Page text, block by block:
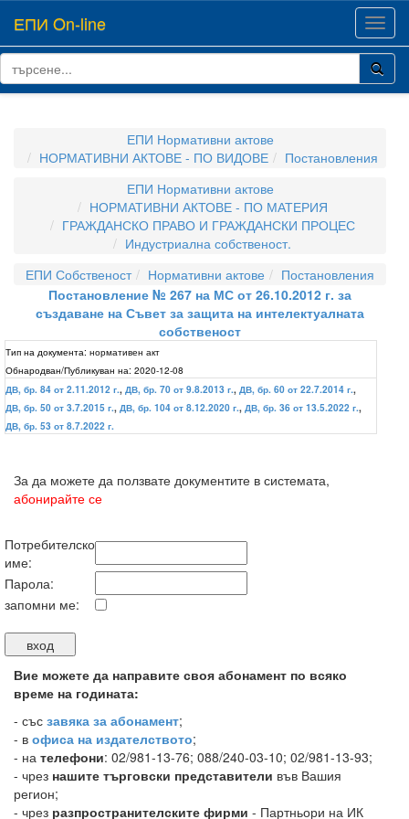
ЕПИ On-line
ЕПИ Нормативни актове
НОРМАТИВНИ АКТОВЕ - ПО ВИДОВЕ
Постановления
ЕПИ Нормативни актове
НОРМАТИВНИ АКТОВЕ - ПО МАТЕРИЯ
ГРАЖДАНСКО ПРАВО И ГРАЖДАНСКИ ПРОЦЕС
Индустриална собственост.
ЕПИ Собственост
Нормативни актове
Постановления
Постановление № 267 на МС от 26.10.2012 г. за
създаване на Съвет за защита на интелектуалната
собственост
Тип на документа: нормативен акт
Обнародван/Публикуван на: 2020-12-08
ДВ, бр. 84 от 2.11.2012 г., ДВ, бр. 70 от 9.8.2013 г., ДВ, бр. 60 от 22.7.2014 г.,
ДВ, бр. 50 от 3.7.2015 г., ДВ, бр. 104 от 8.12.2020 г., ДВ, бр. 36 от 13.5.2022 г.,
ДВ, бр. 53 от 8.7.2022 г.
За да можете да ползвате документите в системата,
абонирайте се
Потребителско
име:
Парола:
запомни ме:
Вие можете да направите своя абонамент по всяко
време на годината:
- със завяка за абонамент;
- в офиса на издателството;
- на телефони: 02/981-13-76; 088/240-03-10; 02/981-13-93;
- чрез нашите търговски представители във Вашия
регион;
- чрез разпространителските фирми - Партньори на ИК